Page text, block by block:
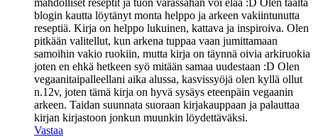
blogin kautta löytänyt monta helppo ja arkeen vakiintunutta
reseptiä. Kirja on helppo lukuinen, kattava ja inspiroiva. Olen
pitkään valitellut, kun arkena tuppaa vaan jumittamaan
samoihin vakio ruokiin, mutta kirja on täynnä oivia arkiruokia
joten en ehkä hetkeen syö mitään samaa uudestaan :D Olen
vegaanitaipalleellani aika alussa, kasvissyöjä olen kyllä ollut
n.12v, joten tämä kirja on hyvä sysäys eteenpäin vegaanin
arkeen. Taidan suunnata suoraan kirjakauppaan ja palauttaa
kirjan kirjastoon jonkun muunkin löydettäväksi.
Vastaa